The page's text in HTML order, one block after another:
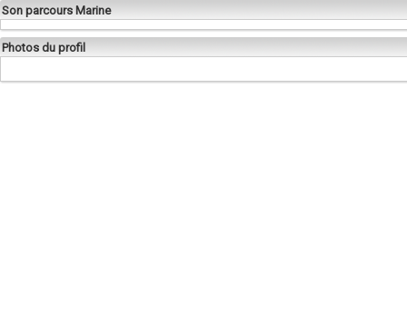
Son parcours Marine
Photos du profil